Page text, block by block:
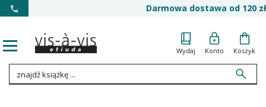
Darmowa dostawa od 120 zł
Wydaj Konto Koszyk